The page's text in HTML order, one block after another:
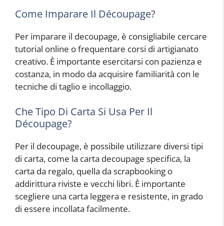
Come Imparare Il Découpage?
Per imparare il decoupage, è consigliabile cercare
tutorial online o frequentare corsi di artigianato
creativo. È importante esercitarsi con pazienza e
costanza, in modo da acquisire familiarità con le
tecniche di taglio e incollaggio.
Che Tipo Di Carta Si Usa Per Il
Découpage?
Per il decoupage, è possibile utilizzare diversi tipi
di carta, come la carta decoupage specifica, la
carta da regalo, quella da scrapbooking o
addirittura riviste e vecchi libri. È importante
scegliere una carta leggera e resistente, in grado
di essere incollata facilmente.